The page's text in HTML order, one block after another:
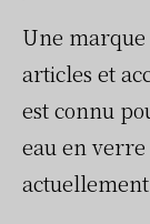
Une marque
articles et
est connu
eau en